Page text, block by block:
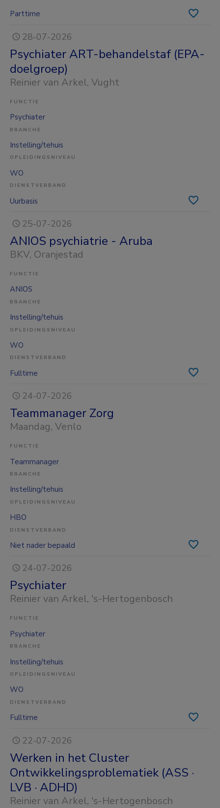
Parttime
28-07-2026
Psychiater ART-behandelstaf (EPA-
doelgroep)
Reinier van Arkel, Vught
FUNCTIE
Psychiater
BRANCHE
Instelling/tehuis
OPLEIDINGSNIVEAU
WO
DIENSTVERBAND
Uurbasis
25-07-2026
ANIOS psychiatrie - Aruba
BKV, Oranjestad
FUNCTIE
ANIOS
BRANCHE
Instelling/tehuis
OPLEIDINGSNIVEAU
WO
DIENSTVERBAND
Fulltime
24-07-2026
Teammanager Zorg
Maandag, Venlo
FUNCTIE
Teammanager
BRANCHE
Instelling/tehuis
OPLEIDINGSNIVEAU
HBO
DIENSTVERBAND
Niet nader bepaald
24-07-2026
Psychiater
Reinier van Arkel, 's-Hertogenbosch
FUNCTIE
Psychiater
BRANCHE
Instelling/tehuis
OPLEIDINGSNIVEAU
WO
DIENSTVERBAND
Fulltime
22-07-2026
Werken in het Cluster
Ontwikkelingsproblematiek (ASS ·
LVB · ADHD)
Reinier van Arkel, 's-Hertogenbosch